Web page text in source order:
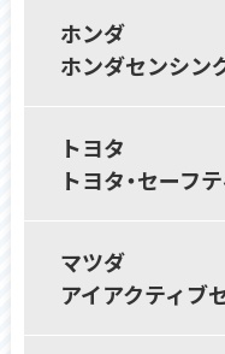
ホンダ
ホンダセンシン
トヨタ
トヨタ・セーフ
マツダ
アイアクティブ